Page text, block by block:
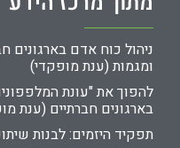
ומגמות (ענת מופקדי)
להפוך את "עונת
בארגונים חברתיים (ענת
תפקיד היזמים: לבנות